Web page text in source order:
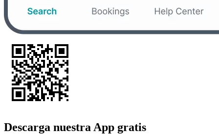
Descarga nuestra App gratis